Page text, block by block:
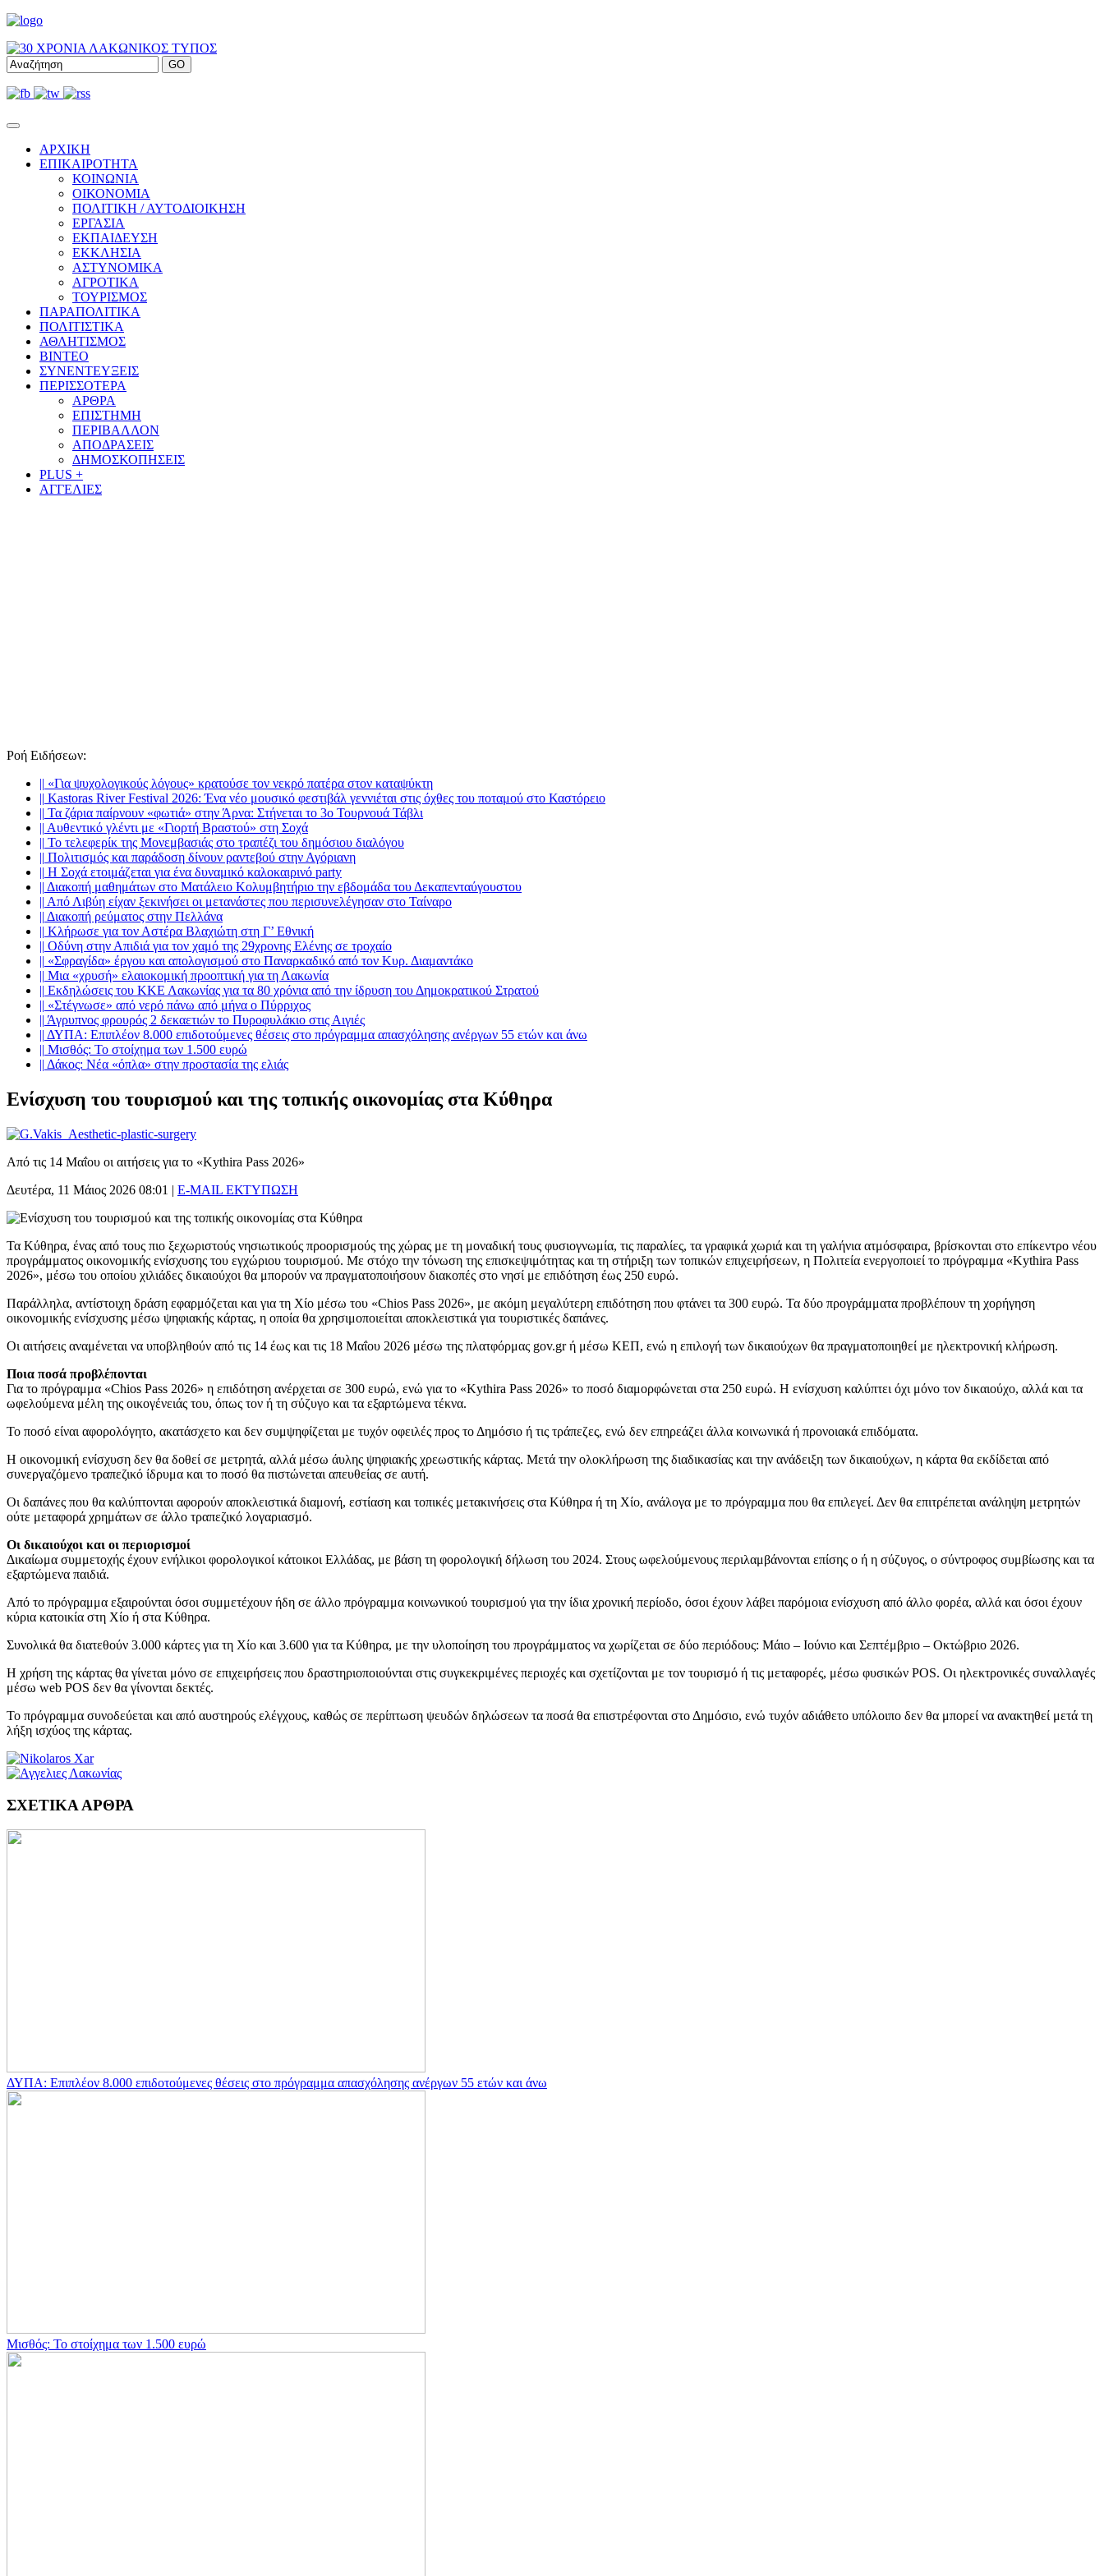
ΑΡΧΙΚΗ
ΕΠΙΚΑΙΡΟΤΗΤΑ
ΚΟΙΝΩΝΙΑ
ΟΙΚΟΝΟΜΙΑ
ΠΟΛΙΤΙΚΗ / ΑΥΤΟΔΙΟΙΚΗΣΗ
ΕΡΓΑΣΙΑ
ΕΚΠΑΙΔΕΥΣΗ
ΕΚΚΛΗΣΙΑ
ΑΣΤΥΝΟΜΙΚΑ
ΑΓΡΟΤΙΚΑ
ΤΟΥΡΙΣΜΟΣ
ΠΑΡΑΠΟΛΙΤΙΚΑ
ΠΟΛΙΤΙΣΤΙΚΑ
ΑΘΛΗΤΙΣΜΟΣ
ΒΙΝΤΕΟ
ΣΥΝΕΝΤΕΥΞΕΙΣ
ΠΕΡΙΣΣΟΤΕΡΑ
ΑΡΘΡΑ
ΕΠΙΣΤΗΜΗ
ΠΕΡΙΒΑΛΛΟΝ
ΑΠΟΔΡΑΣΕΙΣ
ΔΗΜΟΣΚΟΠΗΣΕΙΣ
PLUS +
ΑΓΓΕΛΙΕΣ
Ροή Ειδήσεων:
|| «Για ψυχολογικούς λόγους» κρατούσε τον νεκρό πατέρα στον καταψύκτη
|| Kastoras River Festival 2026: Ένα νέο μουσικό φεστιβάλ γεννιέται στις όχθες του ποταμού στο Καστόρειο
|| Τα ζάρια παίρνουν «φωτιά» στην Άρνα: Στήνεται το 3ο Τουρνουά Τάβλι
|| Αυθεντικό γλέντι με «Γιορτή Βραστού» στη Σοχά
|| Το τελεφερίκ της Μονεμβασιάς στο τραπέζι του δημόσιου διαλόγου
|| Πολιτισμός και παράδοση δίνουν ραντεβού στην Αγόριανη
|| Η Σοχά ετοιμάζεται για ένα δυναμικό καλοκαιρινό party
|| Διακοπή μαθημάτων στο Ματάλειο Κολυμβητήριο την εβδομάδα του Δεκαπενταύγουστου
|| Από Λιβύη είχαν ξεκινήσει οι μετανάστες που περισυνελέγησαν στο Ταίναρο
|| Διακοπή ρεύματος στην Πελλάνα
|| Κλήρωσε για τον Αστέρα Βλαχιώτη στη Γ’ Εθνική
|| Οδύνη στην Απιδιά για τον χαμό της 29χρονης Ελένης σε τροχαίο
|| «Σφραγίδα» έργου και απολογισμού στο Παναρκαδικό από τον Κυρ. Διαμαντάκο
|| Μια «χρυσή» ελαιοκομική προοπτική για τη Λακωνία
|| Εκδηλώσεις του ΚΚΕ Λακωνίας για τα 80 χρόνια από την ίδρυση του Δημοκρατικού Στρατού
|| «Στέγνωσε» από νερό πάνω από μήνα ο Πύρριχος
|| Άγρυπνος φρουρός 2 δεκαετιών το Πυροφυλάκιο στις Αιγιές
|| ΔΥΠΑ: Επιπλέον 8.000 επιδοτούμενες θέσεις στο πρόγραμμα απασχόλησης ανέργων 55 ετών και άνω
|| Μισθός: Το στοίχημα των 1.500 ευρώ
|| Δάκος: Νέα «όπλα» στην προστασία της ελιάς
Ενίσχυση του τουρισμού και της τοπικής οικονομίας στα Κύθηρα
Από τις 14 Μαΐου οι αιτήσεις για το «Kythira Pass 2026»
Δευτέρα, 11 Μάιος 2026 08:01 | E-MAIL ΕΚΤΥΠΩΣΗ
Τα Κύθηρα, ένας από τους πιο ξεχωριστούς νησιωτικούς προορισμούς της χώρας με τη μοναδική τους φυσιογνωμία, τις παραλίες, τα γραφικά χωριά και τη γαλήνια ατμόσφαιρα, βρίσκονται στο επίκεντρο νέου
προγράμματος οικονομικής ενίσχυσης του εγχώριου τουρισμού. Με στόχο την τόνωση της επισκεψιμότητας και τη στήριξη των τοπικών επιχειρήσεων, η Πολιτεία ενεργοποιεί το πρόγραμμα «Kythira Pass
2026», μέσω του οποίου χιλιάδες δικαιούχοι θα μπορούν να πραγματοποιήσουν διακοπές στο νησί με επιδότηση έως 250 ευρώ.
Παράλληλα, αντίστοιχη δράση εφαρμόζεται και για τη Χίο μέσω του «Chios Pass 2026», με ακόμη μεγαλύτερη επιδότηση που φτάνει τα 300 ευρώ. Τα δύο προγράμματα προβλέπουν τη χορήγηση
οικονομικής ενίσχυσης μέσω ψηφιακής κάρτας, η οποία θα χρησιμοποιείται αποκλειστικά για τουριστικές δαπάνες.
Οι αιτήσεις αναμένεται να υποβληθούν από τις 14 έως και τις 18 Μαΐου 2026 μέσω της πλατφόρμας gov.gr ή μέσω ΚΕΠ, ενώ η επιλογή των δικαιούχων θα πραγματοποιηθεί με ηλεκτρονική κλήρωση.
Ποια ποσά προβλέπονται
Για το πρόγραμμα «Chios Pass 2026» η επιδότηση ανέρχεται σε 300 ευρώ, ενώ για το «Kythira Pass 2026» το ποσό διαμορφώνεται στα 250 ευρώ. Η ενίσχυση καλύπτει όχι μόνο τον δικαιούχο, αλλά και τα
ωφελούμενα μέλη της οικογένειάς του, όπως τον ή τη σύζυγο και τα εξαρτώμενα τέκνα.
Το ποσό είναι αφορολόγητο, ακατάσχετο και δεν συμψηφίζεται με τυχόν οφειλές προς το Δημόσιο ή τις τράπεζες, ενώ δεν επηρεάζει άλλα κοινωνικά ή προνοιακά επιδόματα.
Η οικονομική ενίσχυση δεν θα δοθεί σε μετρητά, αλλά μέσω άυλης ψηφιακής χρεωστικής κάρτας. Μετά την ολοκλήρωση της διαδικασίας και την ανάδειξη των δικαιούχων, η κάρτα θα εκδίδεται από
συνεργαζόμενο τραπεζικό ίδρυμα και το ποσό θα πιστώνεται απευθείας σε αυτή.
Οι δαπάνες που θα καλύπτονται αφορούν αποκλειστικά διαμονή, εστίαση και τοπικές μετακινήσεις στα Κύθηρα ή τη Χίο, ανάλογα με το πρόγραμμα που θα επιλεγεί. Δεν θα επιτρέπεται ανάληψη μετρητών
ούτε μεταφορά χρημάτων σε άλλο τραπεζικό λογαριασμό.
Οι δικαιούχοι και οι περιορισμοί
Δικαίωμα συμμετοχής έχουν ενήλικοι φορολογικοί κάτοικοι Ελλάδας, με βάση τη φορολογική δήλωση του 2024. Στους ωφελούμενους περιλαμβάνονται επίσης ο ή η σύζυγος, ο σύντροφος συμβίωσης και τα
εξαρτώμενα παιδιά.
Από το πρόγραμμα εξαιρούνται όσοι συμμετέχουν ήδη σε άλλο πρόγραμμα κοινωνικού τουρισμού για την ίδια χρονική περίοδο, όσοι έχουν λάβει παρόμοια ενίσχυση από άλλο φορέα, αλλά και όσοι έχουν
κύρια κατοικία στη Χίο ή στα Κύθηρα.
Συνολικά θα διατεθούν 3.000 κάρτες για τη Χίο και 3.600 για τα Κύθηρα, με την υλοποίηση του προγράμματος να χωρίζεται σε δύο περιόδους: Μάιο – Ιούνιο και Σεπτέμβριο – Οκτώβριο 2026.
Η χρήση της κάρτας θα γίνεται μόνο σε επιχειρήσεις που δραστηριοποιούνται στις συγκεκριμένες περιοχές και σχετίζονται με τον τουρισμό ή τις μεταφορές, μέσω φυσικών POS. Οι ηλεκτρονικές συναλλαγές
μέσω web POS δεν θα γίνονται δεκτές.
Το πρόγραμμα συνοδεύεται και από αυστηρούς ελέγχους, καθώς σε περίπτωση ψευδών δηλώσεων τα ποσά θα επιστρέφονται στο Δημόσιο, ενώ τυχόν αδιάθετο υπόλοιπο δεν θα μπορεί να ανακτηθεί μετά τη
λήξη ισχύος της κάρτας.
ΣΧΕΤΙΚΑ ΑΡΘΡΑ
ΔΥΠΑ: Επιπλέον 8.000 επιδοτούμενες θέσεις στο πρόγραμμα απασχόλησης ανέργων 55 ετών και άνω
Μισθός: Το στοίχημα των 1.500 ευρώ